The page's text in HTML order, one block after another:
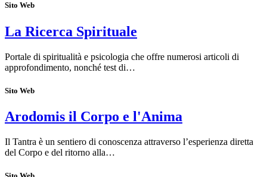
Sito Web
La Ricerca Spirituale
Portale di spiritualità e psicologia che offre numerosi articoli di
approfondimento, nonché test di…
Sito Web
Arodomis il Corpo e l'Anima
Il Tantra è un sentiero di conoscenza attraverso l’esperienza diretta
del Corpo e del ritorno alla…